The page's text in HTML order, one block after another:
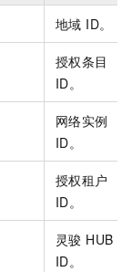
地域 ID。
授权条目
ID。
网络实例
ID。
授权租户
ID。
灵骏 HUB
ID。